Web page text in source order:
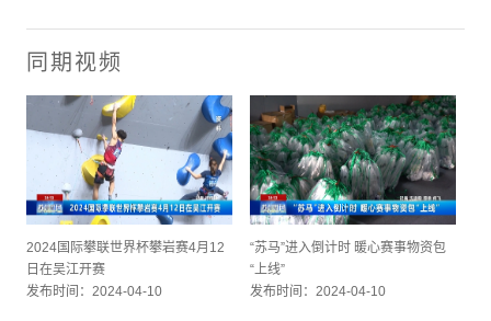
同期视频
2024国际攀联世界杯攀岩赛4月12
日在吴江开赛
发布时间：2024-04-10
“苏马”进入倒计时 暖心赛事物资包
“上线”
发布时间：2024-04-10